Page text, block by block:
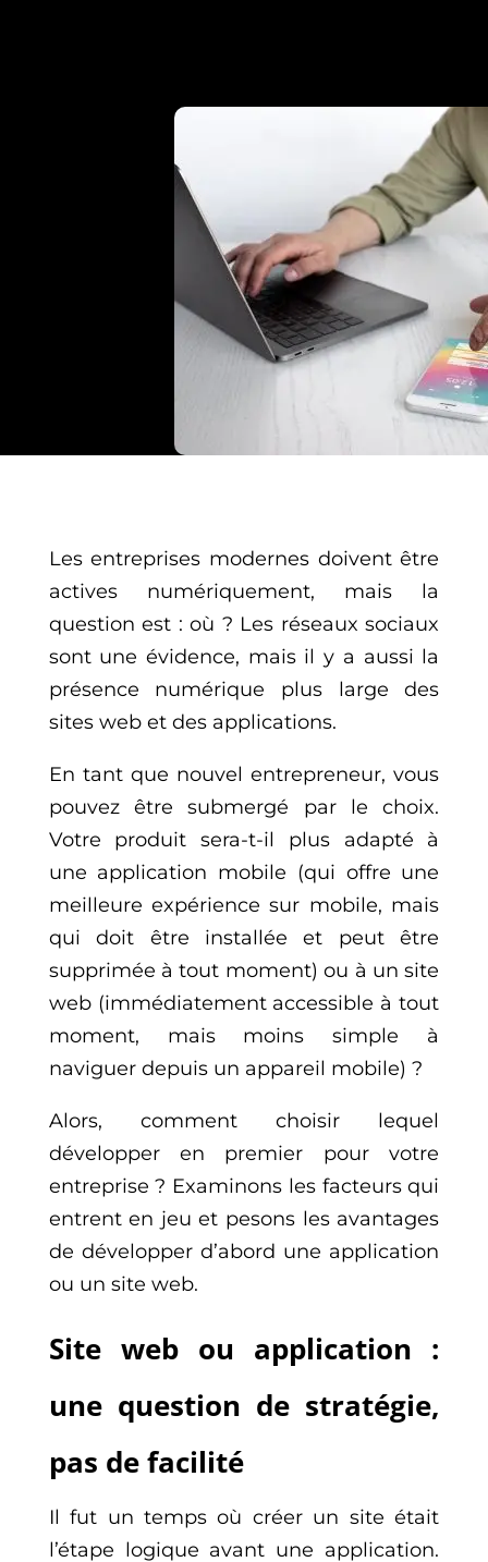
Les entreprises modernes doivent être
actives numériquement, mais la
question est : où ? Les réseaux sociaux
sont une évidence, mais il y a aussi la
présence numérique plus large des
sites web et des applications.
En tant que nouvel entrepreneur, vous
pouvez être submergé par le choix.
Votre produit sera-t-il plus adapté à
une application mobile (qui offre une
meilleure expérience sur mobile, mais
qui doit être installée et peut être
supprimée à tout moment) ou à un site
web (immédiatement accessible à tout
moment, mais moins simple à
naviguer depuis un appareil mobile) ?
Alors, comment choisir lequel
développer en premier pour votre
entreprise ? Examinons les facteurs qui
entrent en jeu et pesons les avantages
de développer d’abord une application
ou un site web.
Site web ou application :
une question de stratégie,
pas de facilité
Il fut un temps où créer un site était
l’étape logique avant une application.